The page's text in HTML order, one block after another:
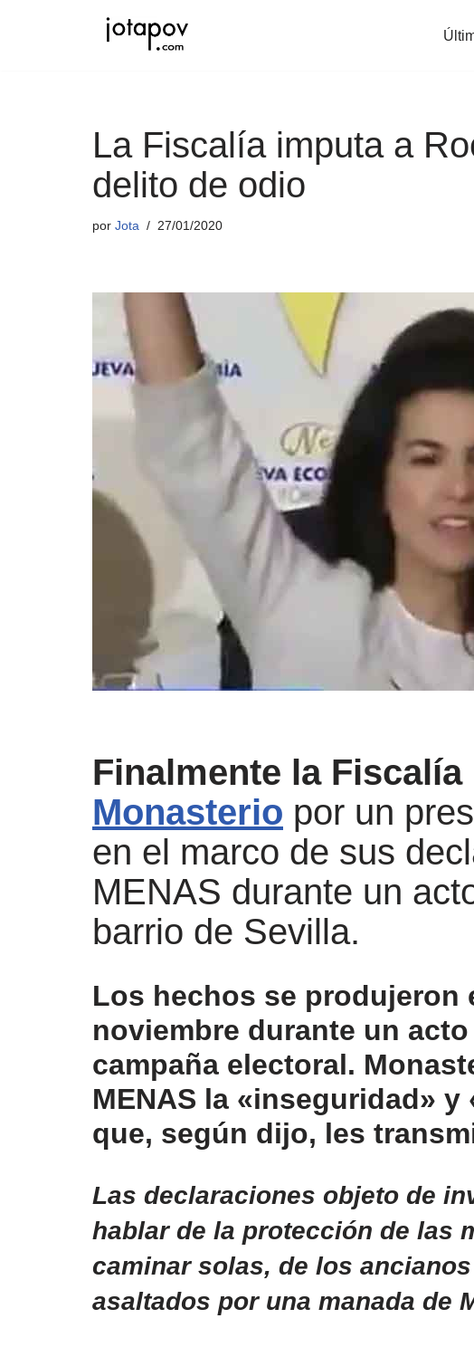
La Fiscalía imputa a
delito de odio
por Jota 27/01/2020
Finalmente la
Monasterio por un
en el marco de sus
MENAS durante un
barrio de Sevilla.
Los hechos se produjeron
noviembre durante un
campaña electoral.
MENAS la «inseguridad»
que, según dijo, les
Las declaraciones objeto de
hablar de la protección de las
caminar solas, de los
asaltados por una manada de